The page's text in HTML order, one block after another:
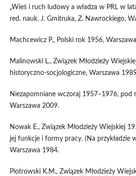
„Wieś i ruch ludowy a władza w PRL w
red. nauk. J. Gmitruka, Z. Nawrockiego,
Machcewicz P., Polski rok 1956,
Malinowski L., Związek Młodzieży
historyczno-socjologiczne, Warszawa
Niezapomniane wczoraj 1957–1976, pod
Warszawa 2009.
Nowak E., Związek Młodzieży Wiejskiej
jej funkcje i formy pracy. (Na przykładzie
Warszawa 1984.
Piotrowski K.M., Związek Młodzieży